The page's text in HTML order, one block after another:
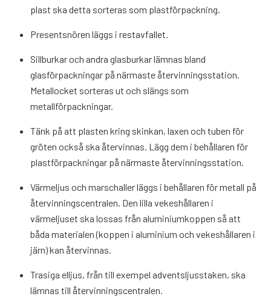
plast ska detta sorteras som plastförpackning.
Presentsnören läggs i restavfallet.
Sillburkar och andra glasburkar lämnas bland
glasförpackningar på närmaste återvinningsstation.
Metallocket sorteras ut och slängs som
metallförpackningar.
Tänk på att plasten kring skinkan, laxen och tuben för
gröten också ska återvinnas. Lägg dem i behållaren för
plastförpackningar på närmaste återvinningsstation.
Värmeljus och marschaller läggs i behållaren för metall på
återvinningscentralen. Den lilla vekeshållaren i
värmeljuset ska lossas från aluminiumkoppen så att
båda materialen (koppen i aluminium och vekeshållaren i
järn) kan återvinnas.
Trasiga elljus, från till exempel adventsljusstaken, ska
lämnas till återvinningscentralen.